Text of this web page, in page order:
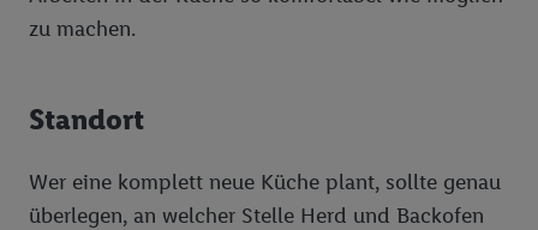
zu machen.
Standort
Wer eine komplett neue Küche plant, sollte genau
überlegen, an welcher Stelle Herd und Backofen